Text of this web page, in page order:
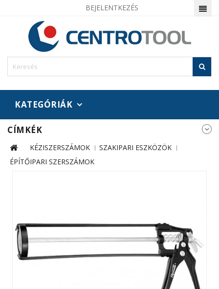
BEJELENTKEZÉS
KATEGÓRIÁK
CÍMKÉK
KÉZISZERSZÁMOK
SZAKIPARI ESZKÖZÖK
ÉPÍTŐIPARI SZERSZÁMOK